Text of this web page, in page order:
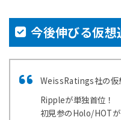
今後伸びる仮想
WeissRatings社の仮
Rippleが単独首位！
初見参のHolo/HOTが